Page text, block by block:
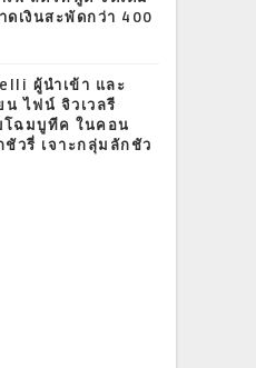
เงินสะพัดกว่า 400
ผู้นำเข้า และ
น ไฟน์ จิวเวลรี
โฉมบูทีค ในคอน
ชัวรี่ เจาะกลุ่มลักชัว